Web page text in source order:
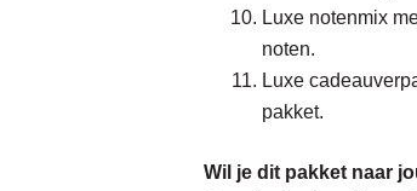
Luxe notenmix
noten.
Luxe
pakket.
Wil je dit pakket naar